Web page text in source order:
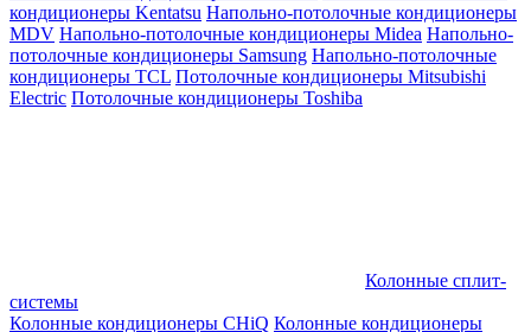
кондиционеры Kentatsu Напольно-потолочные кондиционеры
MDV Напольно-потолочные кондиционеры Midea Напольно-
потолочные кондиционеры Samsung Напольно-потолочные
кондиционеры TCL Потолочные кондиционеры Mitsubishi
Electric Потолочные кондиционеры Toshiba
Колонные сплит-
системы
Колонные кондиционеры CHiQ Колонные кондиционеры